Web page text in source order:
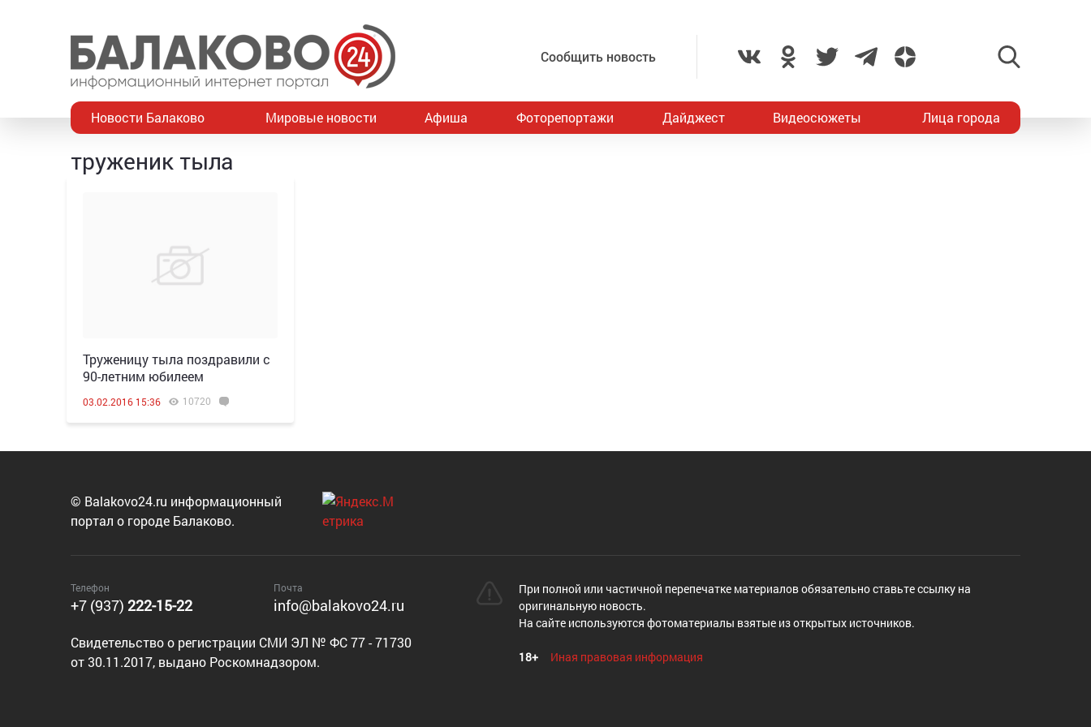
Сообщить новость
Новости Балаково Мировые новости Афиша Фоторепортажи Дайджест Видеосюжеты Лица города
труженик тыла
Труженицу тыла поздравили с
90-летним юбилеем
03.02.2016 15:36 10720
© Balakovo24.ru информационный
портал о городе Балаково.
Телефон
+7 (937) 222-15-22
Почта
info@balakovo24.ru
Cвидетельство о регистрации СМИ ЭЛ № ФС 77 - 71730
от 30.11.2017, выдано Роскомнадзором.
При полной или частичной перепечатке материалов обязательно ставьте ссылку на
оригинальную новость.
На сайте используются фотоматериалы взятые из открытых источников.
18+ Иная правовая информация